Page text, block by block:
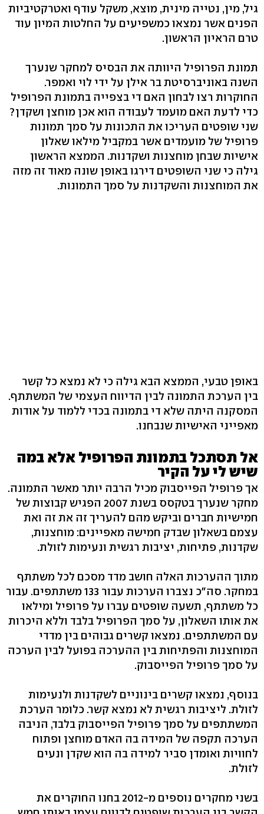
גיל, מין, נטייה מינית, מוצא, משקל עודף ואטרקטיביות
הפנים אשר נמצאו כמשפיעים על החלטות המיון עוד
טרם הראיון הראשון.
תמונת הפרופיל היוותה את הבסיס למחקר שנערך
השנה באוניברסיטת בר אילן על ידי לוי ואמפר.
החוקרות רצו לבחון האם די בצפייה בתמונת הפרופיל
כדי לדעת האם מועמד לעבודה הוא אכן מוחצן ושקדן?
שני שופטים העריכו את התכונות על סמך תמונות
פרופיל של מועמדים אשר במקביל מילאו שאלון
אישיות שבחן מוחצנות ושקדנות. הממצא הראשון
גילה כי שני השופטים דירגו באופן שונה מאוד זה מזה
את המוחצנות והשקדנות על סמך התמונות.
באופן טבעי, הממצא הבא גילה כי לא נמצא כל קשר
בין הערכת התמונה לבין הדיווח העצמי של המשתתף.
המסקנה היתה שלא די בתמונה בכדי ללמוד על אודות
מאפייני האישיות שנבחנו.
אל תסתכל בתמונת הפרופיל אלא במה
שיש לי על הקיר
אך פרופיל הפייסבוק מכיל הרבה יותר מאשר התמונה.
מחקר שנערך בטקסס בשנת 2007 הפגיש קבוצות של
חמישיות חברים וביקש מהם להעריך זה את זה ואת
עצמם בשאלון שבדק חמישה מאפיינים: מוחצנות,
שקדנות, פתיחות, יציבות רגשית ונעימות לזולת.
מתוך ההערכות האלה חושב מדד מסכם לכל משתתף
במחקר. סה"כ נצברו הערכות עבור 133 משתתפים. עבור
כל משתתף, תשעה שופטים עברו על פרופיל ומילאו
את אותו השאלון, על סמך הפרופיל בלבד וללא היכרות
עם המשתתפים. נמצאו קשרים גבוהים בין מדדי
המוחצנות והפתיחות בין ההערכה בפועל לבין הערכה
על סמך פרופיל הפייסבוק.
בנוסף, נמצאו קשרים בינוניים לשקדנות ולנעימות
לזולת. ליציבות רגשית לא נמצא קשר. כלומר הערכת
המשתתפים על סמך פרופיל הפייסבוק בלבד, הניבה
הערכה תקפה של המידה בה האדם מוחצן ופתוח
לחוויות ואומדן סביר למידה בה הוא שקדן ונעים
לזולת.
בשני מחקרים נוספים מ-2012 בחנו החוקרים את